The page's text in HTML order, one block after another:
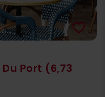
Port (6,73
favorite_border